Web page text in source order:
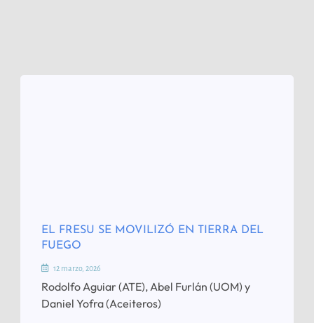
EL FRESU SE MOVILIZÓ EN TIERRA DEL
FUEGO
12 marzo, 2026
Rodolfo Aguiar (ATE), Abel Furlán (UOM) y
Daniel Yofra (Aceiteros)